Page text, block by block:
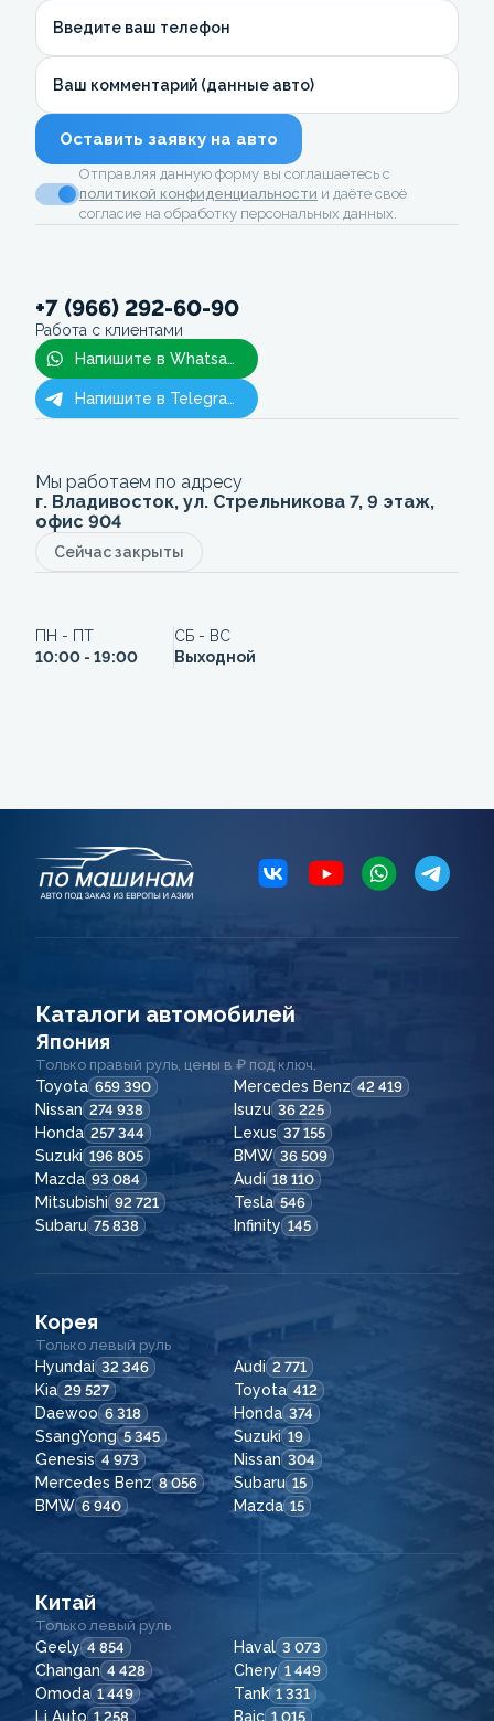
Введите ваш телефон
Ваш комментарий (данные авто)
Оставить заявку на авто
Отправляя данную форму вы соглашаетесь с
политикой конфиденциальности и даёте своё
согласие на обработку персональных данных.
+7 (966) 292-60-90
Работа с клиентами
Напишите в Whatsapp
Напишите в Telegram
Мы работаем по адресу
г. Владивосток, ул. Стрельникова 7, 9 этаж,
офис 904
Сейчас закрыты
ПН - ПТ
10:00 - 19:00
СБ - ВС
Выходной
Каталоги автомобилей
Япония
Только правый руль, цены в ₽ под ключ.
Toyota 659 390 Mercedes Benz 42 419
Nissan 274 938 Isuzu 36 225
Honda 257 344 Lexus 37 155
Suzuki 196 805 BMW 36 509
Mazda 93 084 Audi 18 110
Mitsubishi 92 721 Tesla 546
Subaru 75 838 Infinity 145
Корея
Только левый руль
Hyundai 32 346 Audi 2 771
Kia 29 527 Toyota 412
Daewoo 6 318 Honda 374
SsangYong 5 345 Suzuki 19
Genesis 4 973 Nissan 304
Mercedes Benz 8 056 Subaru 15
BMW 6 940 Mazda 15
Китай
Только левый руль
Geely 4 854 Haval 3 073
Changan 4 428 Chery 1 449
Omoda 1 449 Tank 1 331
Li Auto 1 258 Baic 1 015